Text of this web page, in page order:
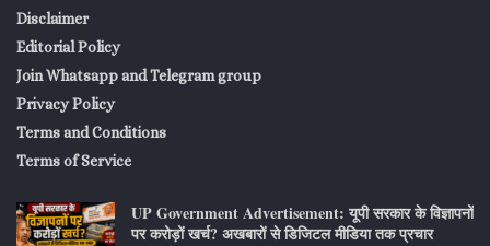
Disclaimer
Editorial Policy
Join Whatsapp and Telegram group
Privacy Policy
Terms and Conditions
Terms of Service
UP Government Advertisement: यूपी सरकार के विज्ञापनों
पर करोड़ों खर्च? अखबारों से डिजिटल मीडिया तक प्रचार